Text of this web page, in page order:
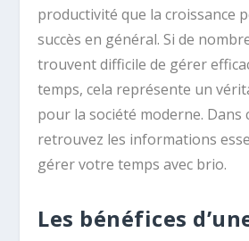
productivité que la croissance
succès en général. Si de
trouvent difficile de gérer
temps, cela représente un
pour la société moderne. Dans
retrouvez les informations
gérer votre temps avec brio.
Les bénéfices